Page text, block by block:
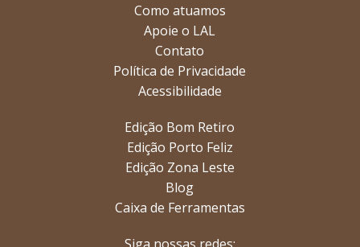
Como atuamos
Apoie o LAL
Contato
Política de Privacidade
Acessibilidade
Edição Bom Retiro
Edição Porto Feliz
Edição Zona Leste
Blog
Caixa de Ferramentas